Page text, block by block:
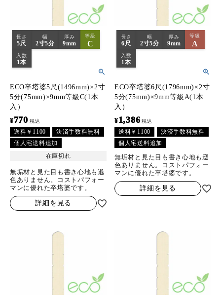
長さ
5尺
幅
2寸5分
厚み
9mm
等級
C
入数
1本
ECO卒塔婆5尺(1496mm)×2寸
5分(75mm)×9mm等級C(1本
入）
¥770 税込
送料￥1100
決済手数料無料
個人宅送料追加
在庫切れ
無垢材と見た目も書き心地も遜
色ありません。コストパフォー
マンに優れた卒塔婆です。
詳細を見る
長さ
6尺
幅
2寸5分
厚み
9mm
等級
A
入数
1本
ECO卒塔婆6尺(1796mm)×2寸
5分(75mm)×9mm等級A(1本
入）
¥1,386 税込
送料￥1100
決済手数料無料
個人宅送料追加
無垢材と見た目も書き心地も遜
色ありません。コストパフォー
マンに優れた卒塔婆です。
詳細を見る